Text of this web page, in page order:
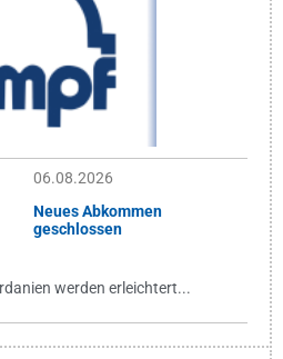
06.08.2026
Neues Abkommen
geschlossen
werden erleichtert...